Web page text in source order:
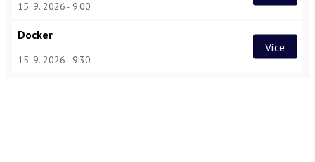
15. 9. 2026 9:00
Docker
15. 9. 2026 9:30
Více